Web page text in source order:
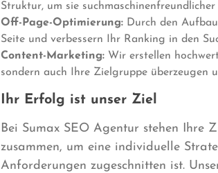
Struktur, um sie
Off-Page-Optimierung: Durch den
Seite und verbessern Ihr Ranking in den
Content-Marketing: Wir erstellen
sondern auch Ihre Zielgruppe überzeugen
Ihr Erfolg ist unser Ziel
Bei Sumax SEO Agentur stehen
zusammen, um eine individuelle
Anforderungen zugeschnitten ist.